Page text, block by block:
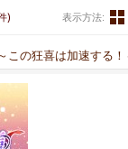
) 表示方法:
の狂喜は加速する！